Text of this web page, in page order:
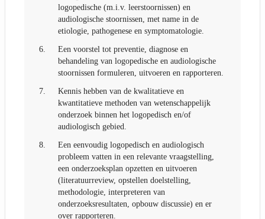
logopedische (m.i.v. leerstoornissen) en
audiologische stoornissen, met name in de
etiologie, pathogenese en symptomatologie.
6.
Een voorstel tot preventie, diagnose en
behandeling van logopedische en audiologische
stoornissen formuleren, uitvoeren en rapporteren.
7.
Kennis hebben van de kwalitatieve en
kwantitatieve methoden van wetenschappelijk
onderzoek binnen het logopedisch en/of
audiologisch gebied.
8.
Een eenvoudig logopedisch en audiologisch
probleem vatten in een relevante vraagstelling,
een onderzoeksplan opzetten en uitvoeren
(literatuurreview, opstellen doelstelling,
methodologie, interpreteren van
onderzoeksresultaten, opbouw discussie) en er
over rapporteren.